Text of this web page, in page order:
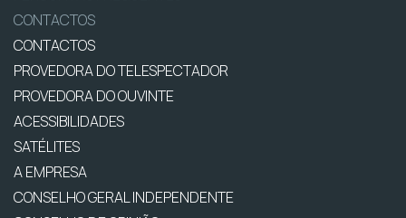
CONTACTOS
CONTACTOS
PROVEDORA DO TELESPECTADOR
PROVEDORA DO OUVINTE
ACESSIBILIDADES
SATÉLITES
A EMPRESA
CONSELHO GERAL INDEPENDENTE